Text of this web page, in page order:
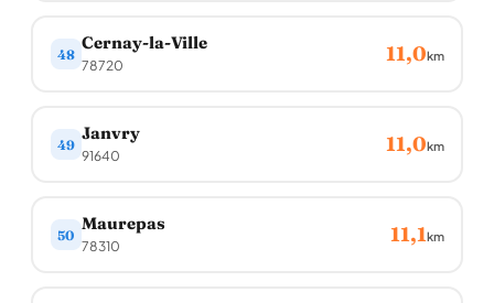
48
Cernay-la-Ville
78720 11,0km
49
Janvry
91640 11,0km
50
Maurepas
78310 11,1km